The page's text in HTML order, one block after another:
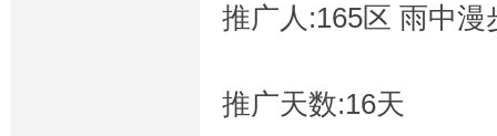
推广人:165区 雨中漫
推广天数:16天